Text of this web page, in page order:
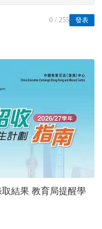
發表
0 / 255
結果 教育局提醒學